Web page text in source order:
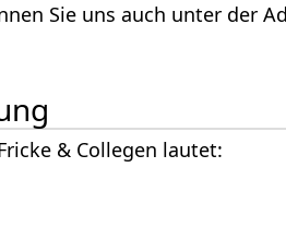
Sie uns auch unter der
& Collegen lautet: